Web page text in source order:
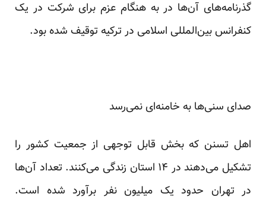
گذرنامه‌های آن‌ها در به هنگام عزم برای شرکت در یک
کنفرانس بین‌المللی اسلامی در ترکیه توقیف شده بود.
صدای سنی‌ها به خامنه‌ای نمی‌رسد
اهل تسنن که بخش قابل توجهی از جمعیت کشور را
تشکیل می‌دهند در ۱۴ استان زندگی می‌کنند. تعداد آن‌ها
در تهران حدود یک میلیون نفر برآورد شده است.